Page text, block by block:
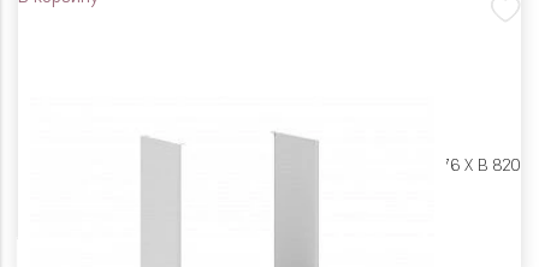
Ш 200 X Г 576 X В 820